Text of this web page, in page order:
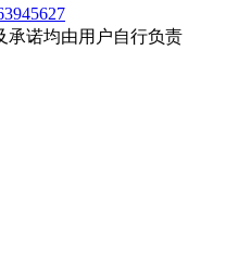
承诺均由用户自行负责